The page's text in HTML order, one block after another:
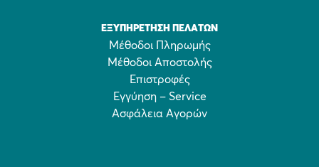
ΕΞΥΠΗΡΈΤΗΣΗ ΠΕΛΑΤΏΝ
Μέθοδοι Πληρωμής
Μέθοδοι Αποστολής
Επιστροφές
Εγγύηση – Service
Ασφάλεια Αγορών